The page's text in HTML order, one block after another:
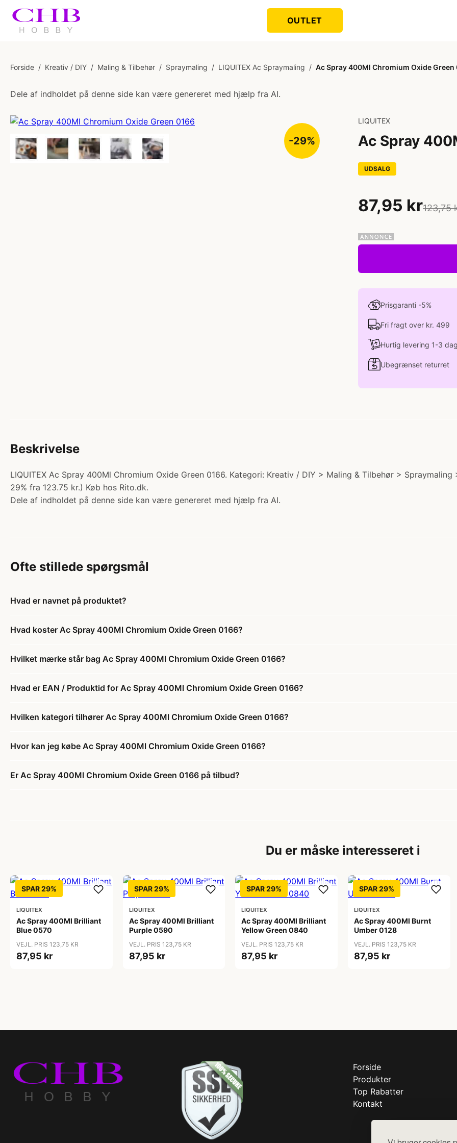
OUTLET
Forside / Kreativ / DIY / Maling & Tilbehør / Spraymaling / LIQUITEX Ac Spraymaling / Ac Spray 400Ml Chromium Oxide Green
Dele af indholdet på denne side kan være genereret med hjælp fra AI.
-29%
LIQUITEX
Ac Spray
UDSALG
87,95 kr123,75
Prisgaranti -5%
Fri fragt over kr. 499
Hurtig levering 1-3
Ubegrænset returret
Beskrivelse
LIQUITEX Ac Spray 400Ml Chromium Oxide Green 0166. Kategori: Kreativ / DIY > Maling & Tilbehør >
29% fra 123.75 kr.) Køb hos Rito.dk.
Dele af indholdet på denne side kan være genereret med hjælp fra AI.
Ofte stillede spørgsmål
Hvad er navnet på produktet?
Hvad koster Ac Spray 400Ml Chromium Oxide Green 0166?
Hvilket mærke står bag Ac Spray 400Ml Chromium Oxide Green 0166?
Hvad er EAN / Produktid for Ac Spray 400Ml Chromium Oxide Green 0166?
Hvilken kategori tilhører Ac Spray 400Ml Chromium Oxide Green 0166?
Hvor kan jeg købe Ac Spray 400Ml Chromium Oxide Green 0166?
Er Ac Spray 400Ml Chromium Oxide Green 0166 på tilbud?
Du er måske interesseret i
SPAR 29%
LIQUITEX
Ac Spray 400Ml Brilliant
Blue 0570
VEJL. PRIS 123,75 KR
87,95 kr
SPAR 29%
LIQUITEX
Ac Spray 400Ml Brilliant
Purple 0590
VEJL. PRIS 123,75 KR
87,95 kr
SPAR 29%
LIQUITEX
Ac Spray 400Ml Brilliant
Yellow Green 0840
VEJL. PRIS 123,75 KR
87,95 kr
SPAR 29%
LIQUITEX
Ac Spray 400Ml Burnt
Umber 0128
VEJL. PRIS 123,75 KR
87,95 kr
Forside
Produkter
Top Rabatter
Kontakt